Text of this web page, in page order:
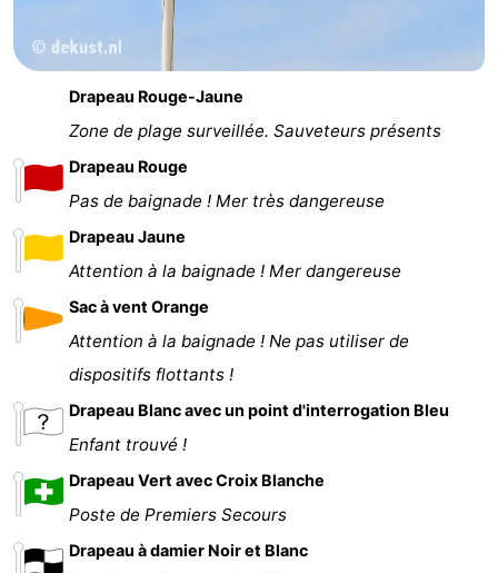
Drapeau Rouge-Jaune
Zone de plage surveillée. Sauveteurs présents
Drapeau Rouge
Pas de baignade ! Mer très dangereuse
Drapeau Jaune
Attention à la baignade ! Mer dangereuse
Sac à vent Orange
Attention à la baignade ! Ne pas utiliser de
dispositifs flottants !
Drapeau Blanc avec un point d'interrogation Bleu
Enfant trouvé !
Drapeau Vert avec Croix Blanche
Poste de Premiers Secours
Drapeau à damier Noir et Blanc